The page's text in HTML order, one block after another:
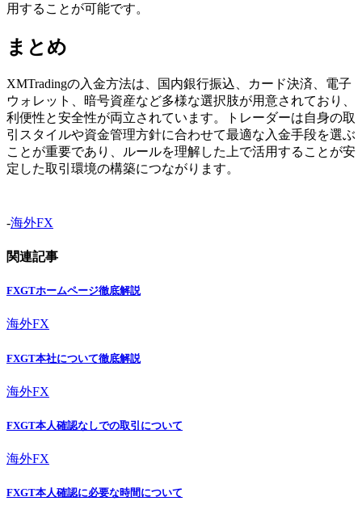
用することが可能です。
まとめ
XMTradingの入金方法は、国内銀行振込、カード決済、電子
ウォレット、暗号資産など多様な選択肢が用意されており、
利便性と安全性が両立されています。トレーダーは自身の取
引スタイルや資金管理方針に合わせて最適な入金手段を選ぶ
ことが重要であり、ルールを理解した上で活用することが安
定した取引環境の構築につながります。
-海外FX
関連記事
FXGTホームページ徹底解説
海外FX
FXGT本社について徹底解説
海外FX
FXGT本人確認なしでの取引について
海外FX
FXGT本人確認に必要な時間について